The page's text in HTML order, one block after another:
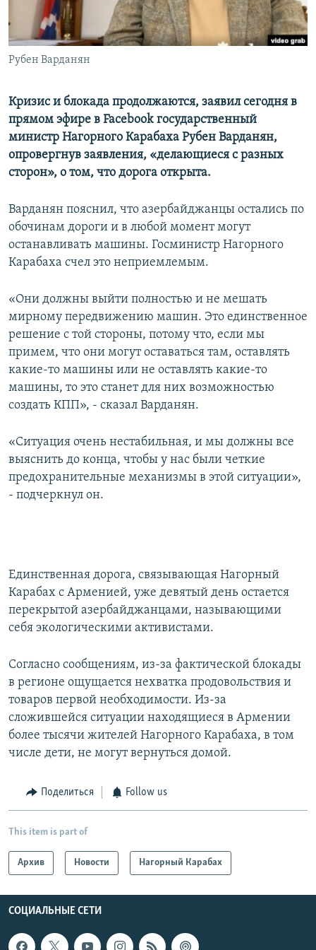
Հայերեն
English
Все сайты Радио Азатутюн
Рубен Варданян
Кризис и блокада продолжаются, заявил сегодня в
прямом эфире в Facebook государственный
министр Нагорного Карабаха Рубен Варданян,
опровергнув заявления, «делающиеся с разных
сторон», о том, что дорога открыта.
Варданян пояснил, что азербайджанцы остались по
обочинам дороги и в любой момент могут
останавливать машины. Госминистр Нагорного
Карабаха счел это неприемлемым.
«Они должны выйти полностью и не мешать
мирному передвижению машин. Это единственное
решение с той стороны, потому что, если мы
примем, что они могут оставаться там, оставлять
какие-то машины или не оставлять какие-то
машины, то это станет для них возможностью
создать КПП», - сказал Варданян.
«Ситуация очень нестабильная, и мы должны все
выяснить до конца, чтобы у нас были четкие
предохранительные механизмы в этой ситуации»,
- подчеркнул он.
Единственная дорога, связывающая Нагорный
Карабах с Арменией, уже девятый день остается
перекрытой азербайджанцами, называющими
себя экологическими активистами.
Согласно сообщениям, из-за фактической блокады
в регионе ощущается нехватка продовольствия и
товаров первой необходимости. Из-за
сложившейся ситуации находящиеся в Армении
более тысячи жителей Нагорного Карабаха, в том
числе дети, не могут вернуться домой.
Поделиться Follow us
This item is part of
Архив Новости Нагорный Карабах
СОЦИАЛЬНЫЕ СЕТИ